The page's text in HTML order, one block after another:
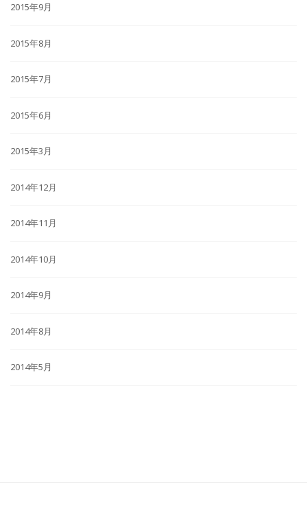
2015年9月
2015年8月
2015年7月
2015年6月
2015年3月
2014年12月
2014年11月
2014年10月
2014年9月
2014年8月
2014年5月